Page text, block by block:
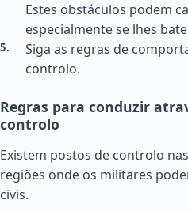
Estes obstáculos podem
especialmente se lhes
Siga as regras de
controlo.
Regras para conduzir
controlo
Existem postos de controlo
regiões onde os militares
civis.